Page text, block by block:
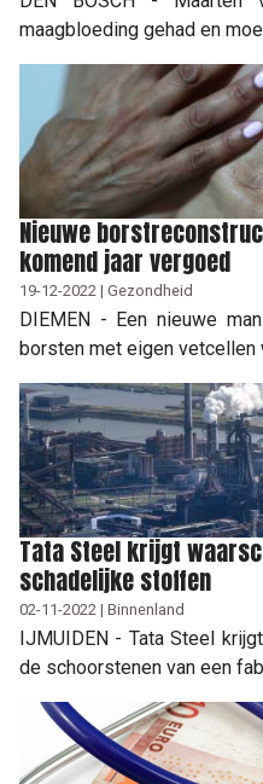
maagbloeding gehad en
Nieuwe
komend jaar vergoed
19-12-2022 | Gezondheid
DIEMEN - Een nieuwe
borsten met eigen vetcellen
Tata Steel krijgt
schadelijke stoffen
02-11-2022 | Binnenland
IJMUIDEN - Tata Steel
de schoorstenen van een